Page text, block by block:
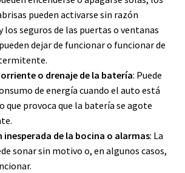
pueden activarse sin razón
los seguros de las puertas o ventanas
dejar de funcionar o funcionar de
o drenaje de la batería: Puede
de energía cuando el auto está
que provoca que la batería se agote
de la bocina o alarmas: La
sonar sin motivo o, en algunos casos,